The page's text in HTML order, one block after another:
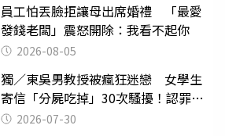
員工怕丟臉拒讓母出席婚禮 「最愛
發錢老闆」震怒開除：我看不起你
2026-08-05
獨／東吳男教授被瘋狂迷戀 女學生
寄信「分屍吃掉」30次騷擾！認罪免
關 2026-07-30